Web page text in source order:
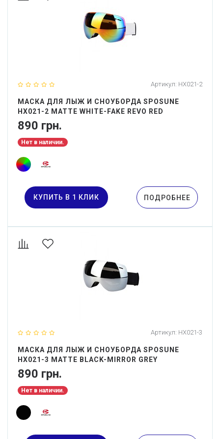
Артикул: HX021-2
МАСКА ДЛЯ ЛЫЖ И СНОУБОРДА SPOSUNE
HX021-2 MATTE WHITE-FAKE REVO RED
890 грн.
Нет в наличии.
КУПИТЬ В 1 КЛИК ПОДРОБНЕЕ
Артикул: HX021-3
МАСКА ДЛЯ ЛЫЖ И СНОУБОРДА SPOSUNE
HX021-3 MATTE BLACK-MIRROR GREY
890 грн.
Нет в наличии.